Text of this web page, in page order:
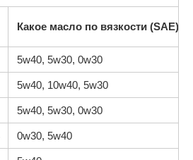
Какое масло по вязкости (SAE)
5w40, 5w30, 0w30
5w40, 10w40, 5w30
5w40, 5w30, 0w30
0w30, 5w40